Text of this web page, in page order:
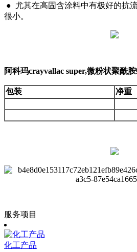
● 尤其在高固含涂料中有极好的抗
很小。
阿科玛crayvallac super,微粉状聚酰
包装 净重
服务项目
化工产品